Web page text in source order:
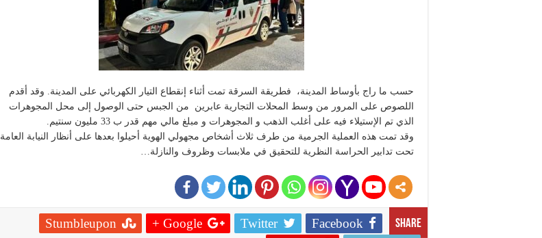
حسب ما راج بأوساط المدينة، فطريقة السرقة تمت أثناء إنقطاع التيار الكهربائي على المدينة. وقد أقدم
اللصوص على المرور من وسط المحلات التجارية عابرين من الجبس حتى الوصول إلى محل المجوهرات
الذي تم الإستيلاء فيه على أغلب الذهب و المجوهرات و مبلغ مالي مهم قدر ب 33 مليون سنتيم.
وقد تمت هذه العملية الجرمية من طرف ثلاث أشخاص مجهولي الهوية أحيلوا بعدها على أنظار النيابة العامة
تحت تدابير الحراسة النظرية للتحقيق في ملابسات وظروف والنازلة…
Share
Facebook
Twitter
Google +
Stumbleupon